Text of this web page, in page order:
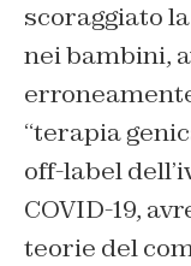
scoraggiato
nei bambini,
“terapia
off-label
COVID-19,
teorie del